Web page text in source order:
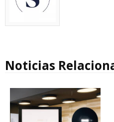
Noticias